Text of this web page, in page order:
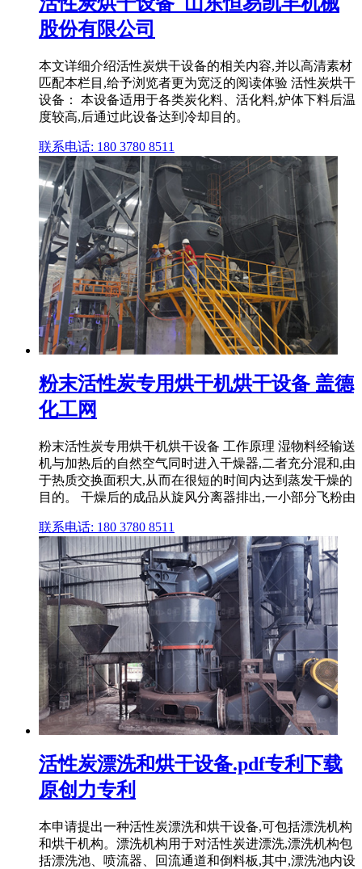
股份有限公司
本文详细介绍活性炭烘干设备的相关内容,并以高清素材
匹配本栏目,给予浏览者更为宽泛的阅读体验 活性炭烘干
设备： 本设备适用于各类炭化料、活化料,炉体下料后温
度较高,后通过此设备达到冷却目的。
联系电话: 180 3780 8511
粉末活性炭专用烘干机烘干设备 盖德
化工网
粉末活性炭专用烘干机烘干设备 工作原理 湿物料经输送
机与加热后的自然空气同时进入干燥器,二者充分混和,由
于热质交换面积大,从而在很短的时间内达到蒸发干燥的
目的。 干燥后的成品从旋风分离器排出,一小部分飞粉由
联系电话: 180 3780 8511
活性炭漂洗和烘干设备.pdf专利下载
原创力专利
本申请提出一种活性炭漂洗和烘干设备,可包括漂洗机构
和烘干机构。漂洗机构用于对活性炭进漂洗,漂洗机构包
括漂洗池、喷流器、回流通道和倒料板,其中,漂洗池内设